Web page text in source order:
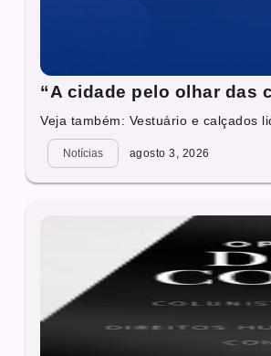
“A cidade pelo olhar das
Veja também: Vestuário e calçados
Notícias agosto 3, 2026